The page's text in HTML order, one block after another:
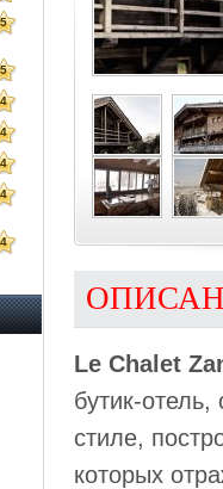
5
5
4
4
4
4
4
Le Chalet
бутик-
стиле,
которых